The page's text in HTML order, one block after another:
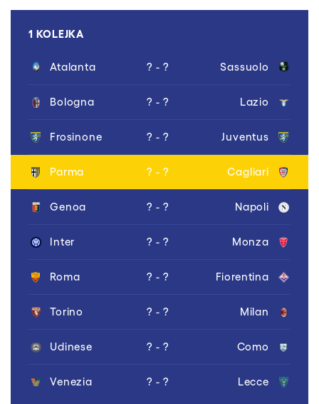
1 KOLEJKA
Atalanta ? - ? Sassuolo
Bologna ? - ? Lazio
Frosinone ? - ? Juventus
Parma ? - ? Cagliari
Genoa ? - ? Napoli
Inter ? - ? Monza
Roma ? - ? Fiorentina
Torino ? - ? Milan
Udinese ? - ? Como
Venezia ? - ? Lecce